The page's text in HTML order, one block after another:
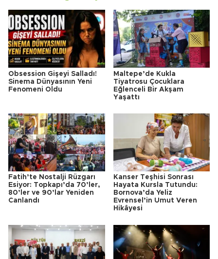
Obsession Gişeyi Salladı!
Sinema Dünyasının Yeni
Fenomeni Oldu
Maltepe’de Kukla
Tiyatrosu Çocuklara
Eğlenceli Bir Akşam
Yaşattı
Fatih’te Nostalji Rüzgarı
Esiyor: Topkapı’da 70’ler,
80’ler ve 90’lar Yeniden
Canlandı
Kanser Teşhisi Sonrası
Hayata Kursla Tutundu:
Bornova’da Yeliz
Evrensel’in Umut Veren
Hikâyesi